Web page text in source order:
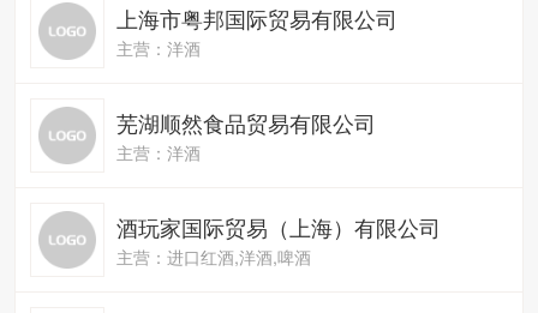
上海市粤邦国际贸易有限公司
主营：洋酒
芜湖顺然食品贸易有限公司
主营：洋酒
酒玩家国际贸易（上海）有限公司
主营：进口红酒,洋酒,啤酒